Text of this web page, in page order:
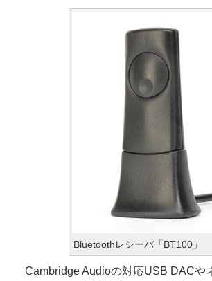
Bluetoothレシーバ「BT100」
Cambridge Audioの対応USB DACや